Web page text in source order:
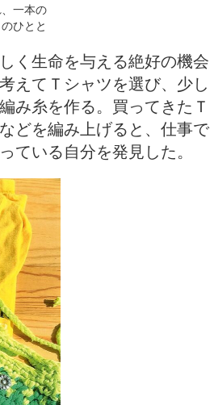
一本の
ひとと
く生命を与える絶好の機会
えてＴシャツを選び、少し
み糸を作る。買ってきたＴ
どを編み上げると、仕事で
ている自分を発見した。